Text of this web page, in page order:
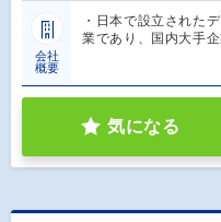
会社
概要
・日本で設立された
業であり、国内大手
気になる